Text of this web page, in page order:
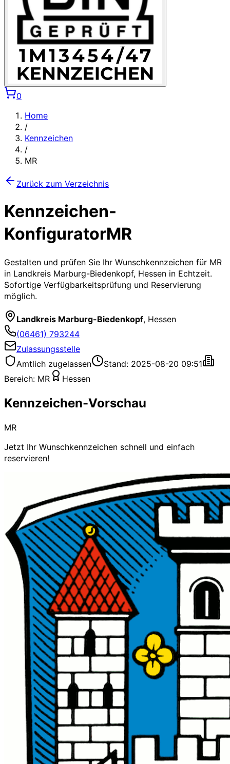
0
Home
/
Kennzeichen
/
MR
Zurück zum Verzeichnis
Kennzeichen-
KonfiguratorMR
Gestalten und prüfen Sie Ihr Wunschkennzeichen für MR
in Landkreis Marburg-Biedenkopf, Hessen in Echtzeit.
Sofortige Verfügbarkeitsprüfung und Reservierung
möglich.
Landkreis Marburg-Biedenkopf, Hessen
(06461) 793244
Zulassungsstelle
Amtlich zugelassen
Stand: 2025-08-20 09:51
Bereich: MR Hessen
Kennzeichen-Vorschau
MR
Jetzt Ihr Wunschkennzeichen schnell und einfach
reservieren!